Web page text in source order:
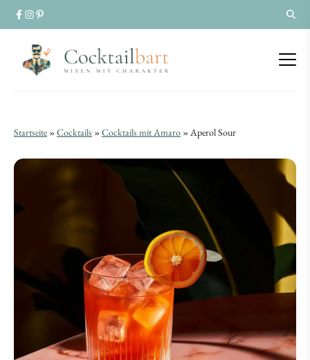
Aperol
Sour
Cocktail-
für
Aperitif-
Aperol
Sour
Cocktail-
für
Aperitif-
Sour
Startseite »Cocktails »Cocktails mit Amaro »Aperol Sour